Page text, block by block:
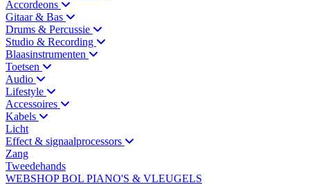
Accordeons
Gitaar & Bas
Drums & Percussie
Studio & Recording
Blaasinstrumenten
Toetsen
Audio
Lifestyle
Accessoires
Kabels
Licht
Effect & signaalprocessors
Zang
Tweedehands
WEBSHOP BOL PIANO'S & VLEUGELS